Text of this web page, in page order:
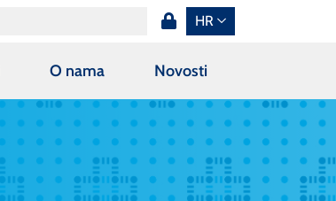
HR
O nama Novosti